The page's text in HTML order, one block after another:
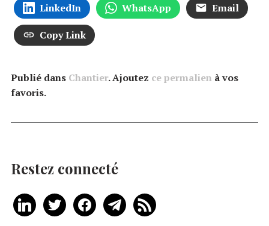
LinkedIn WhatsApp Email
Copy Link
Publié dans Chantier. Ajoutez ce permalien à vos
favoris.
Restez connecté